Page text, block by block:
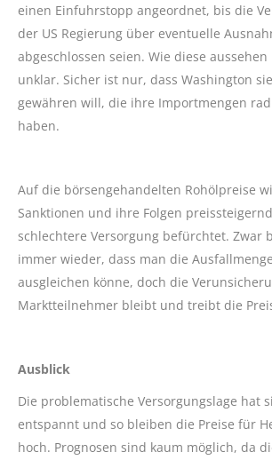
einen Einfuhrstopp angeordnet, bis die
der US Regierung über eventuelle
abgeschlossen seien. Wie diese
unklar. Sicher ist nur, dass Washington
gewähren will, die ihre Importmengen
haben.
Auf die börsengehandelten Rohölpreise
Sanktionen und ihre Folgen
schlechtere Versorgung befürchtet. Zwar
immer wieder, dass man die
ausgleichen könne, doch die
Marktteilnehmer bleibt und treibt die
Ausblick
Die problematische Versorgungslage hat
entspannt und so bleiben die Preise für
hoch. Prognosen sind kaum möglich, da